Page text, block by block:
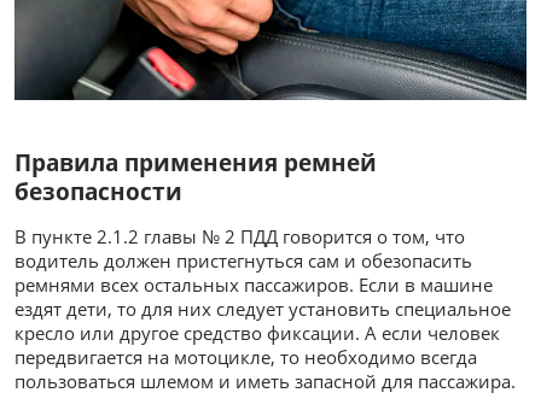
Правила применения ремней
безопасности
В пункте 2.1.2 главы № 2 ПДД говорится о том, что
водитель должен пристегнуться сам и обезопасить
ремнями всех остальных пассажиров. Если в машине
ездят дети, то для них следует установить специальное
кресло или другое средство фиксации. А если человек
передвигается на мотоцикле, то необходимо всегда
пользоваться шлемом и иметь запасной для пассажира.